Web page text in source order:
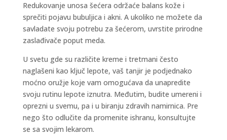
Redukovanje unosa šećera održaće balans kože i
sprečiti pojavu bubuljica i akni. A ukoliko ne možete da
savladate svoju potrebu za šećerom, uvrstite prirodne
zaslađivače poput meda.
U svetu gde su različite kreme i tretmani često
naglašeni kao ključ lepote, vaš tanjir je podjednako
moćno oružje koje vam omogućava da unapredite
svoju rutinu lepote iznutra. Međutim, budite umereni i
oprezni u svemu, pa i u biranju zdravih namirnica. Pre
nego što odlučite da promenite ishranu, konsultujte
se sa svojim lekarom.